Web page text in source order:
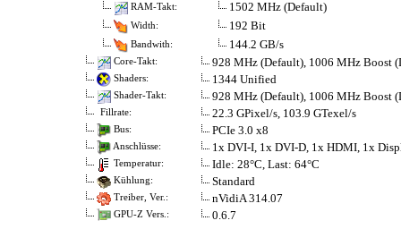
RAM-Takt: 1502 MHz (Default)
Width: 192 Bit
Bandwith: 144.2 GB/s
Core-Takt: 928 MHz (Default), 1006 MHz Boost
Shaders: 1344 Unified
Shader-Takt: 928 MHz (Default), 1006 MHz Boost
Fillrate: 22.3 GPixel/s, 103.9 GTexel/s
Bus: PCIe 3.0 x8
Anschlüsse: 1x DVI-I, 1x DVI-D, 1x HDMI, 1x
Temperatur: Idle: 28°C, Last: 64°C
Kühlung: Standard
Treiber, Ver.: nVidiA 314.07
GPU-Z Vers.: 0.6.7